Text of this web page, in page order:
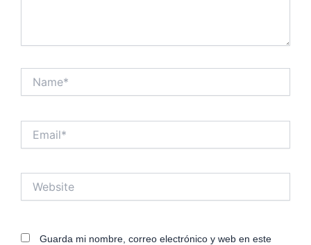
Guarda mi nombre, correo electrónico y web en este